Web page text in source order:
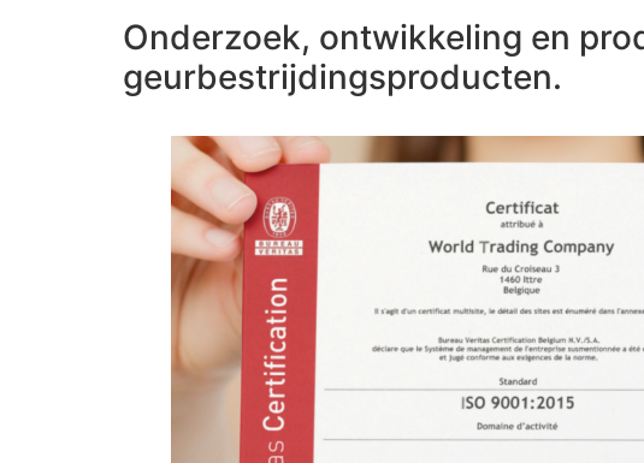
Onderzoek, ontwikkeling en
geurbestrijdingsproducten.